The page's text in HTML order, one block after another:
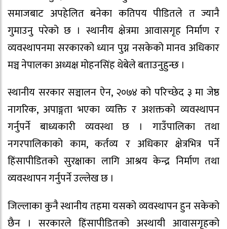
समाजबाट अपहेलित बनेका कतिपय पीडितले त ज्यानै
गुमाउनु परेको छ । स्थानीय क्षेत्रमा आवासगृह निर्माण र
व्यवस्थापनमा सरकारको ध्यान पुग्न नसकेको मानव अधिकार
मञ्च नेपालका अध्यक्ष मोहनसिंह थेबेले बताउनुहुन्छ ।
स्थानीय सरकार सञ्चालन ऐन, २०७४ को परिच्छेद ३ मा जेष्ठ
नागरिक, अपाङ्गता भएका व्यक्ति र अशक्तको व्यवस्थापन
गर्नुपर्ने बाध्यकारी व्यवस्था छ । गाउँपालिका तथा
नगरपालिकाको काम, कर्तव्य र अधिकार क्षेत्रभित्र पर्ने
हिंसापीडितको सुरक्षाका लागि आश्रय केन्द्र निर्माण तथा
व्यवस्थापन गर्नुपर्ने उल्लेख छ ।
जिल्लाका कुनै स्थानीय तहमा यसको व्यवस्थापन हुन सकेको
छैन । सरकारले हिंसापीडितको अस्थायी आवासगृहको